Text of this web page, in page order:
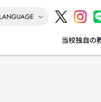
当校独自の